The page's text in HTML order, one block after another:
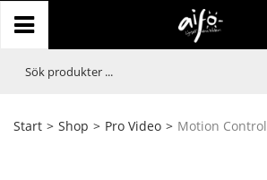
Start > Shop > Pro Video > Motion Control